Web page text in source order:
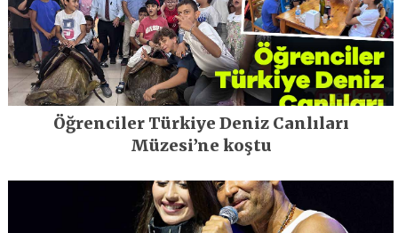
Öğrenciler Türkiye Deniz Canlıları
Müzesi’ne koştu